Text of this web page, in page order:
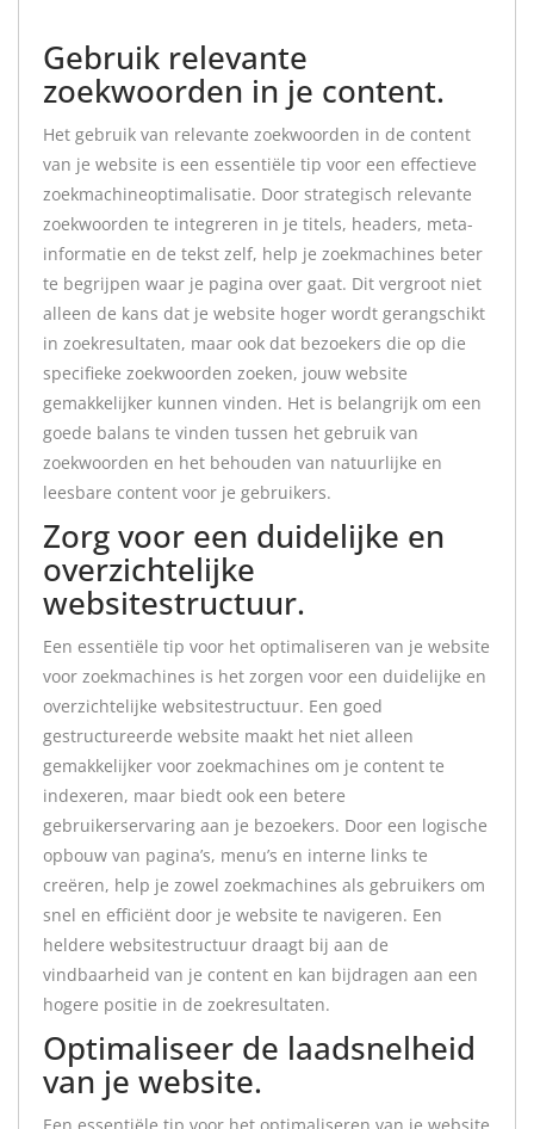
Gebruik relevante
zoekwoorden in je content.
Het gebruik van relevante zoekwoorden in de content
van je website is een essentiële tip voor een effectieve
zoekmachineoptimalisatie. Door strategisch relevante
zoekwoorden te integreren in je titels, headers, meta-
informatie en de tekst zelf, help je zoekmachines beter
te begrijpen waar je pagina over gaat. Dit vergroot niet
alleen de kans dat je website hoger wordt gerangschikt
in zoekresultaten, maar ook dat bezoekers die op die
specifieke zoekwoorden zoeken, jouw website
gemakkelijker kunnen vinden. Het is belangrijk om een
goede balans te vinden tussen het gebruik van
zoekwoorden en het behouden van natuurlijke en
leesbare content voor je gebruikers.
Zorg voor een duidelijke en
overzichtelijke
websitestructuur.
Een essentiële tip voor het optimaliseren van je website
voor zoekmachines is het zorgen voor een duidelijke en
overzichtelijke websitestructuur. Een goed
gestructureerde website maakt het niet alleen
gemakkelijker voor zoekmachines om je content te
indexeren, maar biedt ook een betere
gebruikerservaring aan je bezoekers. Door een logische
opbouw van pagina’s, menu’s en interne links te
creëren, help je zowel zoekmachines als gebruikers om
snel en efficiënt door je website te navigeren. Een
heldere websitestructuur draagt bij aan de
vindbaarheid van je content en kan bijdragen aan een
hogere positie in de zoekresultaten.
Optimaliseer de laadsnelheid
van je website.